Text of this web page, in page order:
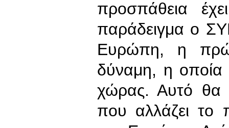
προσπάθεια
παράδειγμα ο
Ευρώπη, η
δύναμη, η οποία
χώρας. Αυτό θα
που αλλάζει το